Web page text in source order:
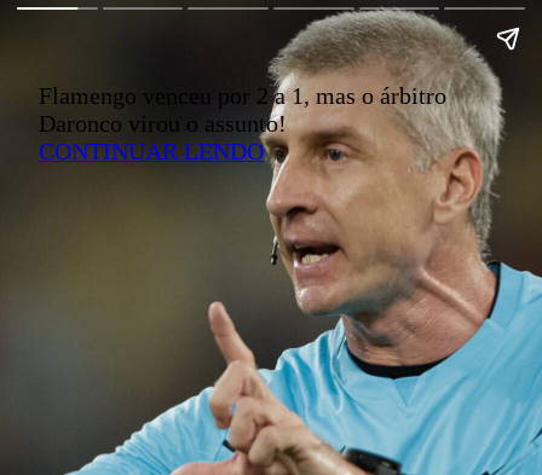
Flamengo venceu por 2 a 1, mas o árbitro
Daronco virou o assunto!
CONTINUAR LENDO